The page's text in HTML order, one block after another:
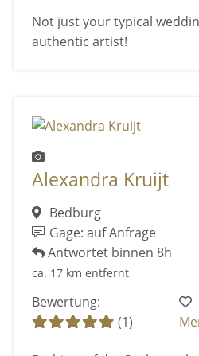
Not just your typical
authentic artist!
Alexandra Kruijt
Bedburg
Gage: auf Anfrage
Antwortet binnen 8h
ca. 17 km entfernt
Bewertung:
(1)